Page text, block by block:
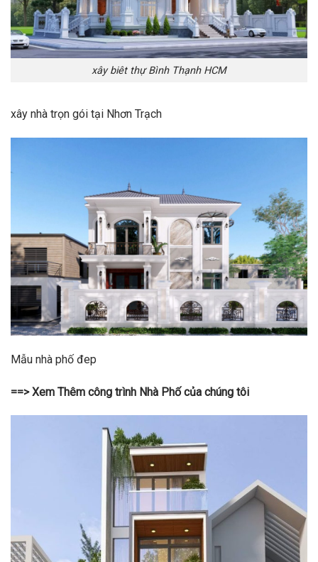
xây biêt thự Bình Thạnh HCM
xây nhà trọn gói tại Nhơn Trạch
Mẫu nhà phố đep
==> Xem Thêm công trình Nhà Phố của chúng tôi